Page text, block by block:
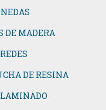
DE MADERA
DE RESINA